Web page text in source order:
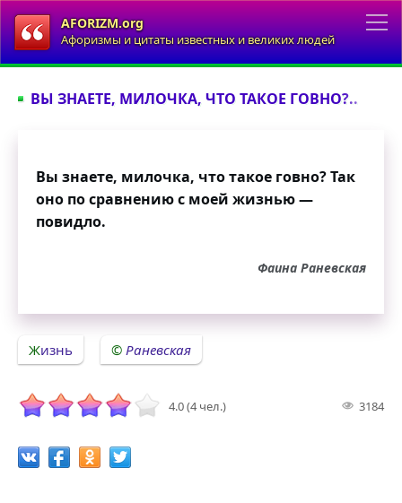
AFORIZM.org
Афоризмы и цитаты известных и великих людей
ВЫ ЗНАЕТЕ, МИЛОЧКА, ЧТО ТАКОЕ ГОВНО?..
Вы знаете, милочка, что такое говно? Так
оно по сравнению с моей жизнью —
повидло.
Фаина Раневская
Жизнь Раневская
4.0 (4 чел.) 3184